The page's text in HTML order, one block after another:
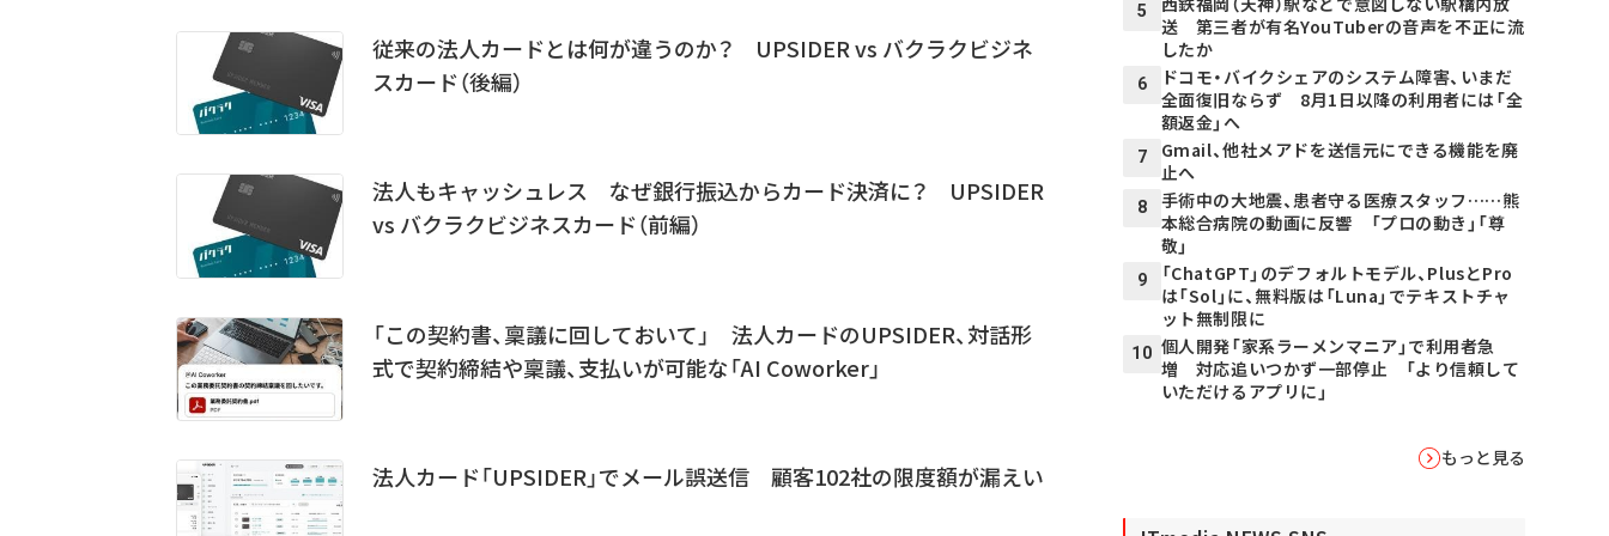
従来の法人カードとは何が違うのか？ UPSIDER vs バクラクビジネ
スカード（後編）
法人もキャッシュレス なぜ銀行振込からカード決済に？ UPSIDER
vs バクラクビジネスカード（前編）
「この契約書、稟議に回しておいて」 法人カードのUPSIDER、対話形
式で契約締結や稟議、支払いが可能な「AI Coworker」
法人カード「UPSIDER」でメール誤送信 顧客102社の限度額が漏えい
5
送 第三者が有名YouTuberの音声を不正に流
したか
6
ドコモ・バイクシェアのシステム障害、いまだ
全面復旧ならず 8月1日以降の利用者には「全
額返金」へ
7
Gmail、他社メアドを送信元にできる機能を廃
止へ
8
手術中の大地震、患者守る医療スタッフ……熊
本総合病院の動画に反響 「プロの動き」「尊
敬」
9
「ChatGPT」のデフォルトモデル、PlusとPro
は「Sol」に、無料版は「Luna」でテキストチャ
ット無制限に
10 個人開発「家系ラーメンマニア」で利用者急
増 対応追いつかず一部停止 「より信頼して
いただけるアプリに」
もっと見る